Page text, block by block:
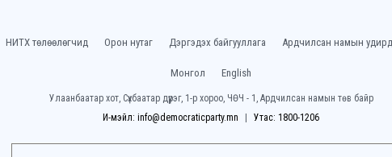
НИТХ төлөөлөгчид Орон нутаг Дэргэдэх байгууллага Ардчилсан намын
Монгол English
Улаанбаатар хот, Сүхбаатар дүүрэг, 1-р хороо, ЧӨЧ - 1, Ардчилсан намын төв байр
И-мэйл: info@democraticparty.mn
Утас: 1800-1206